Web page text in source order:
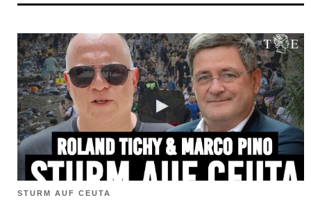
STURM AUF CEUTA